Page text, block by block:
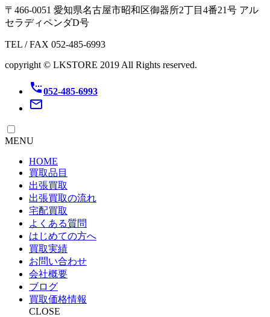
〒466-0051 愛知県名古屋市昭和区御器所2丁目4番21号 アル
セラディペンダD号
TEL / FAX 052-485-6993
copyright © LKSTORE 2019 All Rights reserved.
settings_phone052-485-6993
mail_outline
MENU
HOME
買取品目
出張買取
出張買取の流れ
宅配買取
よくある質問
はじめての方へ
買取実績
お問い合わせ
会社概要
ブログ
買取価格情報
CLOSE